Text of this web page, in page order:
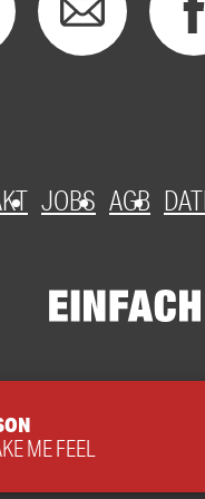
JOBS AGB
ME FEEL